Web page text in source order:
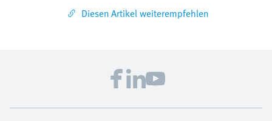
Diesen Artikel weiterempfehlen